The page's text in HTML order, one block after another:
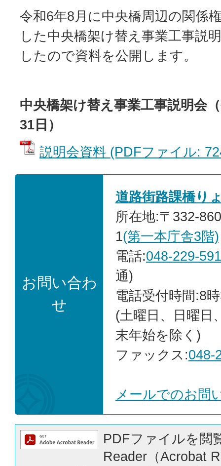
令和6年8月に中央橋周辺の関係
した中央橋架け替え事業工事説
したので資料を公開します。
中央橋架け替え事業工事説明会
31日）
説明会資料 (PDFファイル:
お問い合わ
せ
道路街路課橋り
所在地:〒332-
1(第一本庁舎3階)
電話:048-229-
通)
電話受付時間:8
(土曜日、日曜日
末年始を除く)
ファックス:048-
メールでのお問
PDFファイルを閲
Reader（Acrobat